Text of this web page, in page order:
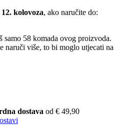
kolovoza, ako naručite do:
samo 58 komada ovog proizvoda.
naruči više, to bi moglo utjecati na
dostava od € 49,90